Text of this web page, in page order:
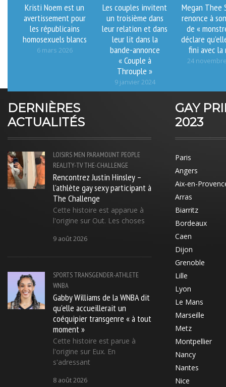
Kristi Noem est un
avertissement pour
les républicains
homosexuels blancs
6 mars 2026
Les couples invitent
un troisième dans
leur relation et dans
leur lit dans la
bande-annonce
« Couple à
Throuple »
9 janvier 2024
Megan Thee
renonce à
de «
déclare
fini avec la
24
DERNIÈRES
ACTUALITÉS
LOISIRS MEN PARAMOUNT PEOPLE
REALITY-TVTHE-CHALLENGE
Rencontrez Justin Hinsley –
l'athlète gay sexy participant à
The Challenge
Cette histoire est apparue à
l'origine sur Out. Les choses
9 août 2026
SPORTSTRANSGENDER-ATHLETE
WNBA
Gabby Williams de la WNBA dit
qu'elle accueillerait un
coéquipier transgenre « à tout
moment »
Cette histoire est parue à
l'origine sur Eux. En
s'adressant
8 août 2026
GAY
2023
Paris
Angers
Aix-en-
Arras
Biarritz
Bordeaux
Caen
Dijon
Grenoble
Lille
Lyon
Le Mans
Marseille
Metz
Montpellier
Nancy
Nantes
Nice